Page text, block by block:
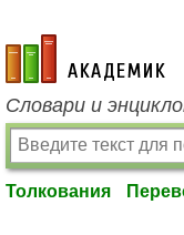
academic.ru
Словари и
Толкования